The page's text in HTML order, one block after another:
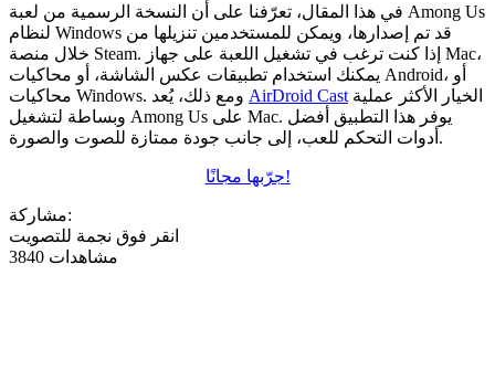
في هذا المقال، تعرّفنا على أن النسخة الرسمية من لعبة Among Us
لنظام Windows قد تم إصدارها، ويمكن للمستخدمين تنزيلها من
خلال منصة Steam. إذا كنت ترغب في تشغيل اللعبة على جهاز Mac،
يمكنك استخدام تطبيقات عكس الشاشة، أو محاكيات Android، أو
AirDroid Cast
وبساطة لتشغيل Among Us على Mac. يوفر هذا التطبيق أفضل
أدوات التحكم للعب، إلى جانب جودة ممتازة للصوت والصورة.
جرّبها مجانًا!
مشاركة:
انقر فوق نجمة للتصويت
3840 مشاهدات